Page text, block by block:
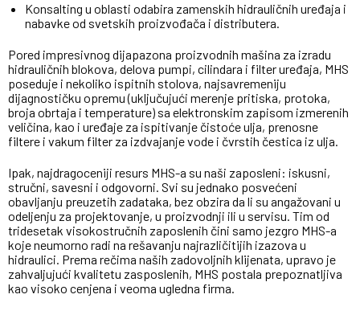
Konsalting u oblasti odabira zamenskih hidrauličnih uređaja i
nabavke od svetskih proizvođača i distributera.
Pored impresivnog dijapazona proizvodnih mašina za izradu
hidrauličnih blokova, delova pumpi, cilindara i filter uređaja, MHS
poseduje i nekoliko ispitnih stolova, najsavremeniju
dijagnostičku opremu (uključujući merenje pritiska, protoka,
broja obrtaja i temperature) sa elektronskim zapisom izmerenih
veličina, kao i uređaje za ispitivanje čistoće ulja, prenosne
filtere i vakum filter za izdvajanje vode i čvrstih čestica iz ulja.
Ipak, najdragoceniji resurs MHS-a su naši zaposleni: iskusni,
stručni, savesni i odgovorni. Svi su jednako posvećeni
obavljanju preuzetih zadataka, bez obzira da li su angažovani u
odeljenju za projektovanje, u proizvodnji ili u servisu. Tim od
tridesetak visokostručnih zaposlenih čini samo jezgro MHS-a
koje neumorno radi na rešavanju najrazličitijih izazova u
hidraulici. Prema rečima naših zadovoljnih klijenata, upravo je
zahvaljujući kvalitetu zasposlenih, MHS postala prepoznatljiva
kao visoko cenjena i veoma ugledna firma.